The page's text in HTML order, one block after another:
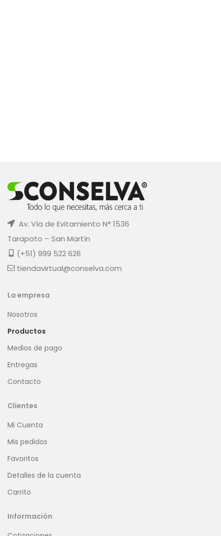
Av. Vía de Evitamiento N° 1536
Tarapoto – San Martín
(+51) 999 522 626
tiendavirtual@conselva.com
La empresa
Nosotros
Productos
Medios de pago
Entregas
Contacto
Clientes
Mi Cuenta
Mis pedidos
Favoritos
Detalles de la cuenta
Carrito
Información